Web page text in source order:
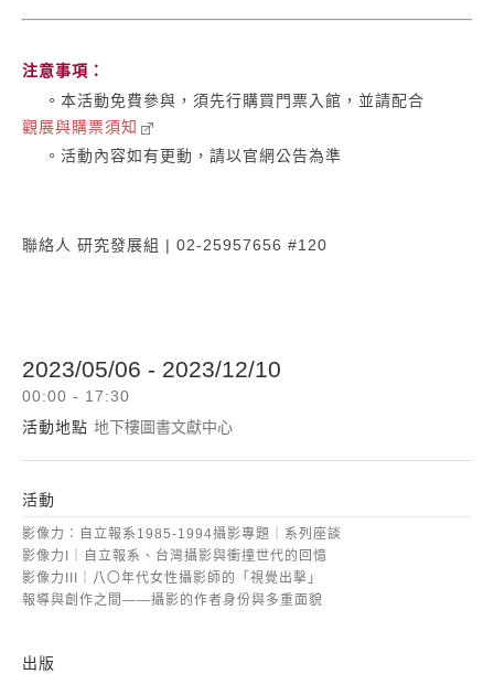
注意事項：
。本活動免費參與，須先行購買門票入館，並請配合
觀展與購票須知
。活動內容如有更動，請以官網公告為準
聯絡人 研究發展組 | 02-25957656 #120
2023/05/06 - 2023/12/10
00:00 - 17:30
活動地點 地下樓圖書文獻中心
活動
影像力：自立報系1985-1994攝影專題｜系列座談
影像力I｜自立報系、台灣攝影與衝撞世代的回憶
影像力III｜八〇年代女性攝影師的「視覺出擊」
報導與創作之間——攝影的作者身份與多重面貌
出版